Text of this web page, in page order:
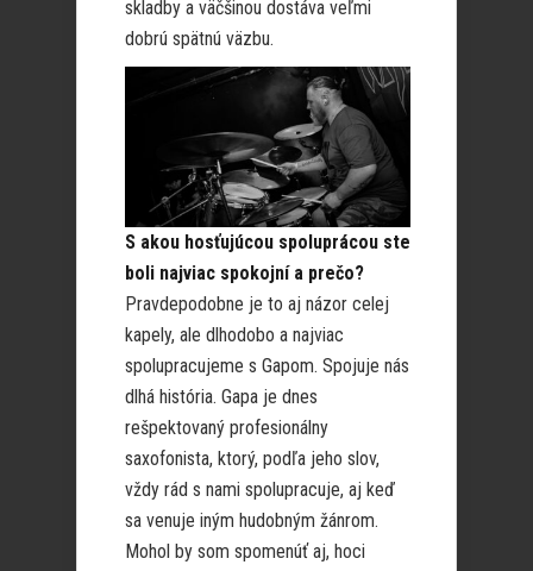
skladby a väčšinou dostáva veľmi
dobrú spätnú väzbu.
S akou hosťujúcou spoluprácou ste
boli najviac spokojní a prečo?
Pravdepodobne je to aj názor celej
kapely, ale dlhodobo a najviac
spolupracujeme s Gapom. Spojuje nás
dlhá história. Gapa je dnes
rešpektovaný profesionálny
saxofonista, ktorý, podľa jeho slov,
vždy rád s nami spolupracuje, aj keď
sa venuje iným hudobným žánrom.
Mohol by som spomenúť aj, hoci